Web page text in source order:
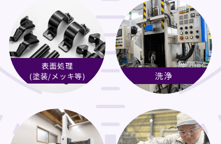
表面処理
(塗装/メッキ等)
洗浄